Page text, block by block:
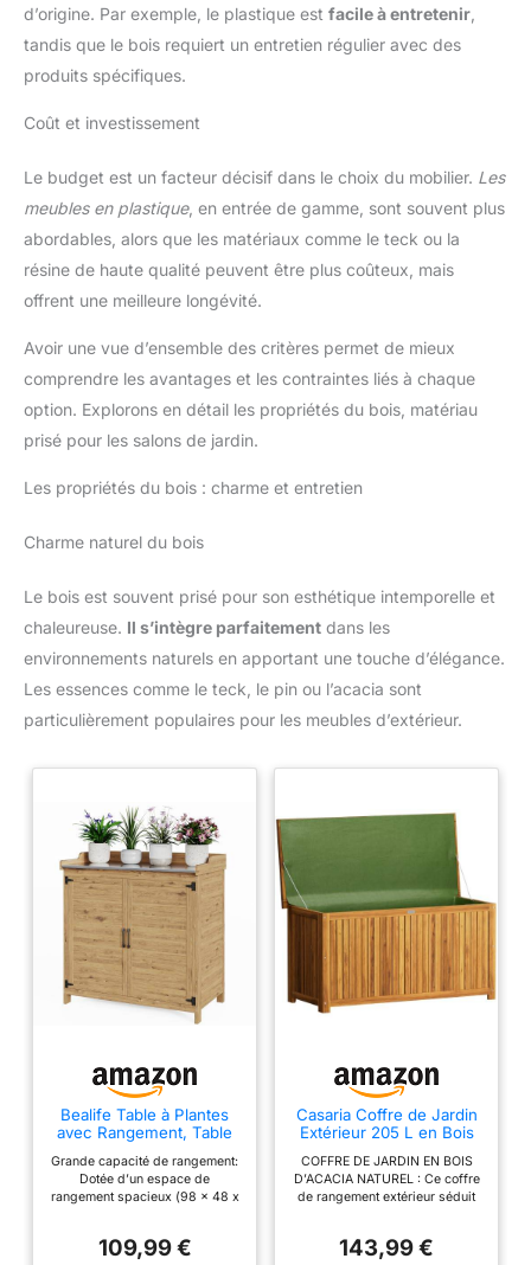
d’origine. Par exemple, le plastique est facile à entretenir
tandis que le bois requiert un entretien régulier avec des
produits spécifiques.
Coût et investissement
Le budget est un facteur décisif dans le choix du mobilier. Les
meubles en plastique, en entrée de gamme, sont souvent plus
abordables, alors que les matériaux comme le teck ou la
résine de haute qualité peuvent être plus coûteux, mais
offrent une meilleure longévité.
Avoir une vue d’ensemble des critères permet de mieux
comprendre les avantages et les contraintes liés à chaque
option. Explorons en détail les propriétés du bois, matériau
prisé pour les salons de jardin.
Les propriétés du bois : charme et entretien
Charme naturel du bois
Le bois est souvent prisé pour son esthétique intemporelle et
chaleureuse. Il s’intègre parfaitement dans les
environnements naturels en apportant une touche d’élégance.
Les essences comme le teck, le pin ou l’acacia sont
particulièrement populaires pour les meubles d’extérieur.
Bealife Table à Plantes
avec Rangement, Table
Extérieure, Armoire de
Rangement de Jardin
avec Plan de Travail avec
Jardin, Balcon, Terrasse,
98 x 48 x 95 cm, Naturel
Grande capacité de rangement:
Dotée d’un espace de
rangement spacieux (98 x 48 x
vos différents besoins. Idéale
109,99 €
Casaria Coffre de Jardin
Extérieur 205 L en Bois
COFFRE DE JARDIN EN BOIS
D’ACACIA NATUREL : Ce coffre
de rangement extérieur séduit
s’intègre parfaitement sur une
143,99 €